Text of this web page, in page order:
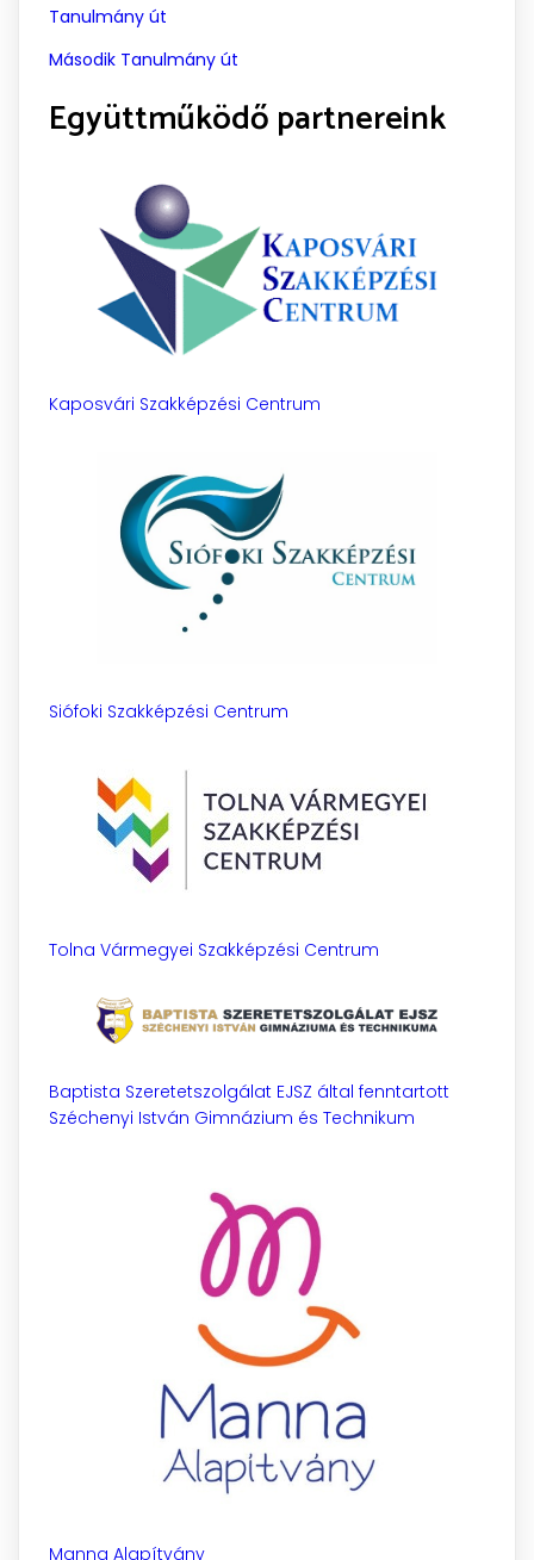
Tanulmány út
Második Tanulmány út
Együttműködő partnereink
Kaposvári Szakképzési Centrum
Siófoki Szakképzési Centrum
Tolna Vármegyei Szakképzési Centrum
Baptista Szeretetszolgálat EJSZ által fenntartott
Széchenyi István Gimnázium és Technikum
Manna Alapítvány